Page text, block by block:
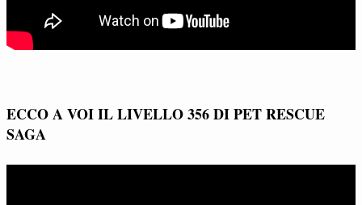
ECCO A VOI IL LIVELLO 356 DI PET RESCUE
SAGA